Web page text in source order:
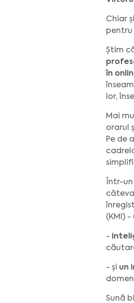
Chiar
pentru
Știm
în
lor,
Mai
orarul
Pe de
Într-
(KMI)
-
- și un
Sună